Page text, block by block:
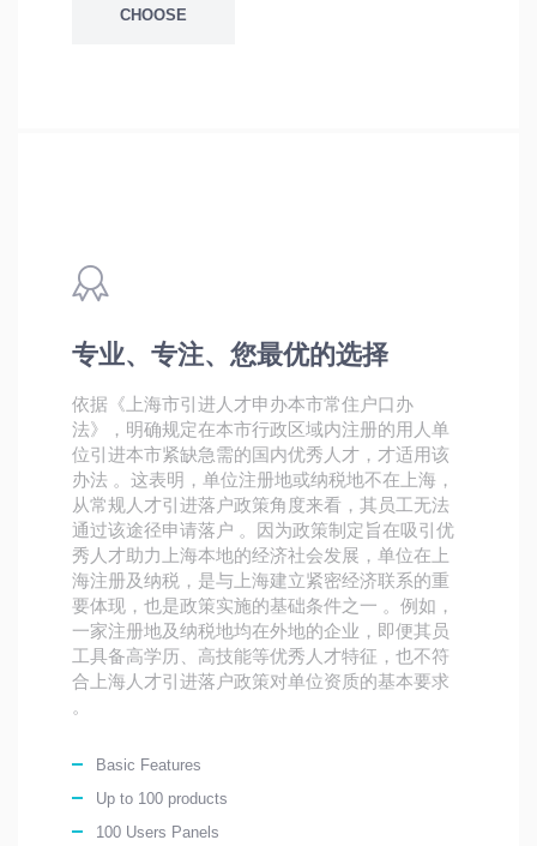
CHOOSE
专业、专注、您最优的选择
依据《上海市引进人才申办本市常住户口办
法》，明确规定在本市行政区域内注册的用人单
位引进本市紧缺急需的国内优秀人才，才适用该
办法 。这表明，单位注册地或纳税地不在上海，
从常规人才引进落户政策角度来看，其员工无法
通过该途径申请落户 。因为政策制定旨在吸引优
秀人才助力上海本地的经济社会发展，单位在上
海注册及纳税，是与上海建立紧密经济联系的重
要体现，也是政策实施的基础条件之一 。例如，
一家注册地及纳税地均在外地的企业，即便其员
工具备高学历、高技能等优秀人才特征，也不符
合上海人才引进落户政策对单位资质的基本要求
。
Basic Features
Up to 100 products
100 Users Panels